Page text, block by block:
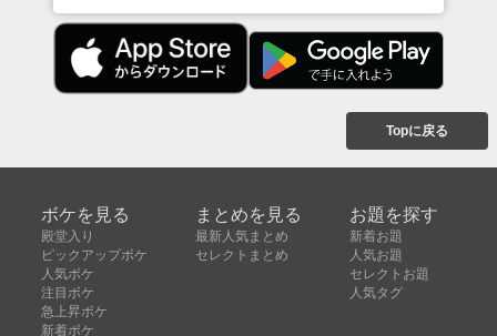
Topに戻る
ボケを見る
殿堂入り
ピックアップボケ
人気ボケ
注目ボケ
急上昇ボケ
新着ボケ
まとめを見る
最新人気まとめ
セレクトまとめ
お題を探す
新着お題
人気お題
セレクトお題
人気タグ